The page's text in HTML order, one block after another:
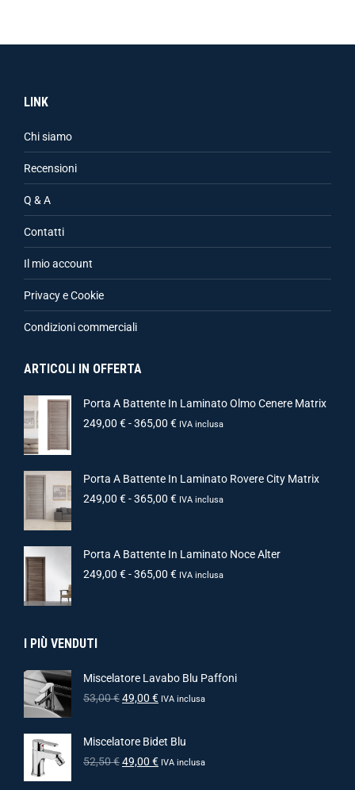
LINK
Chi siamo
Recensioni
Q & A
Contatti
Il mio account
Privacy e Cookie
Condizioni commerciali
ARTICOLI IN OFFERTA
Porta A Battente In Laminato Olmo Cenere Matrix
249,00 €-365,00 € IVA inclusa
Porta A Battente In Laminato Rovere City Matrix
249,00 €-365,00 € IVA inclusa
Porta A Battente In Laminato Noce Alter
249,00 €-365,00 € IVA inclusa
I PIÙ VENDUTI
Miscelatore Lavabo Blu Paffoni
53,00€49,00 € IVA inclusa
Miscelatore Bidet Blu
52,50€49,00 € IVA inclusa